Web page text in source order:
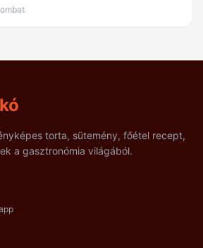
torta, sütemény, főétel recept,
a gasztronómia világából.